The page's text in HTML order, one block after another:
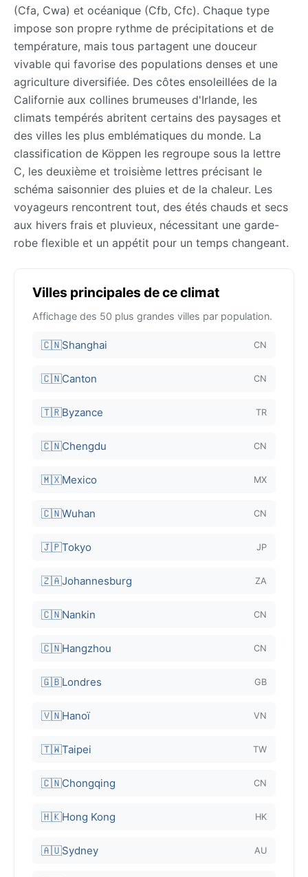
(Cfa, Cwa) et océanique (Cfb, Cfc). Chaque type
impose son propre rythme de précipitations et de
température, mais tous partagent une douceur
vivable qui favorise des populations denses et une
agriculture diversifiée. Des côtes ensoleillées de la
Californie aux collines brumeuses d'Irlande, les
climats tempérés abritent certains des paysages et
des villes les plus emblématiques du monde. La
classification de Köppen les regroupe sous la lettre
C, les deuxième et troisième lettres précisant le
schéma saisonnier des pluies et de la chaleur. Les
voyageurs rencontrent tout, des étés chauds et secs
aux hivers frais et pluvieux, nécessitant une garde-
robe flexible et un appétit pour un temps changeant.
Villes principales de ce climat
Affichage des 50 plus grandes villes par population.
🇨🇳Shanghai CN
🇨🇳Canton CN
🇹🇷Byzance TR
🇨🇳Chengdu CN
🇲🇽Mexico MX
🇨🇳Wuhan CN
🇯🇵Tokyo JP
🇿🇦Johannesburg ZA
🇨🇳Nankin CN
🇨🇳Hangzhou CN
🇬🇧Londres GB
🇻🇳Hanoï VN
🇹🇼Taipei TW
🇨🇳Chongqing CN
🇭🇰Hong Kong HK
🇦🇺Sydney AU